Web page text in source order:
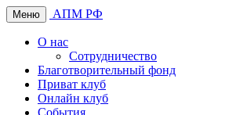
Меню АПМ РФ
О нас
Сотрудничество
Благотворительный фонд
Приват клуб
Онлайн клуб
События